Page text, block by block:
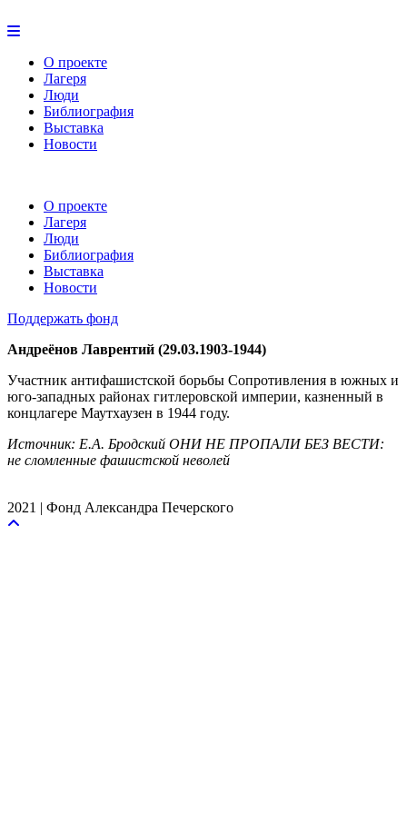
О проекте
Лагеря
Люди
Библиография
Выставка
Новости
О проекте
Лагеря
Люди
Библиография
Выставка
Новости
Поддержать фонд
Андреёнов Лаврентий (29.03.1903-1944)
Участник антифашистской борьбы Сопротивления в южных и
юго-западных районах гитлеровской империи, казненный в
концлагере Маутхаузен в 1944 году.
Источник: Е.А. Бродский ОНИ НЕ ПРОПАЛИ БЕЗ ВЕСТИ:
не сломленные фашистской неволей
2021 | Фонд Александра Печерского